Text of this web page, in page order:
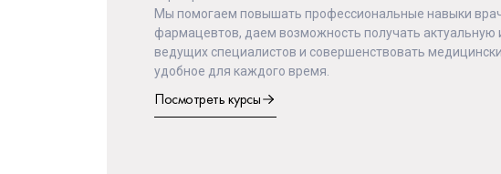
Мы помогаем повышать профессиональные навыки
фармацевтов, даем возможность получать
ведущих специалистов и совершенствовать
удобное для каждого время.
Посмотреть курсы